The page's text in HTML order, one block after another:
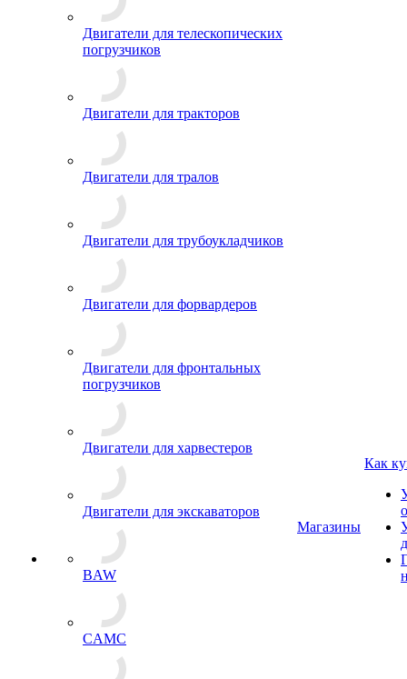
Двигатели для телескопических
погрузчиков
Двигатели для тракторов
Двигатели для тралов
Двигатели для трубоукладчиков
Двигатели для форвардеров
Двигатели для фронтальных
погрузчиков
Двигатели для харвестеров
Двигатели для экскаваторов
BAW
CAMC
Магазины
Как